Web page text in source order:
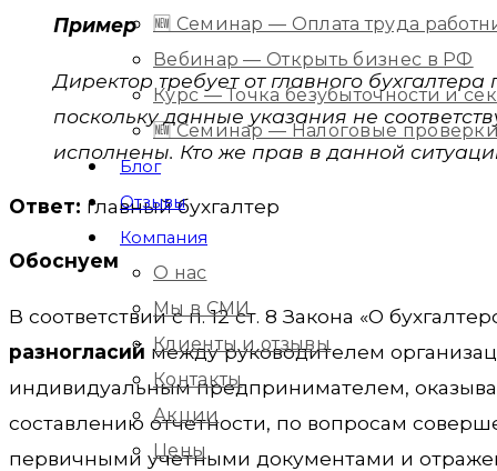
🆕 Семинар — Оплата труда
Вебинар — Открыть бизнес в РФ
Курс — Точка безубыточности и
🆕 Семинар — Налоговые проверки
Блог
Отзывы
Компания
О нас
Мы в СМИ
Клиенты и отзывы
Контакты
Акции
Цены
Пример
Директор требует от главного бухгалтера
поскольку данные указания не
исполнены. Кто же прав в данной
Ответ: главный бухгалтер
Обоснуем
В соответствии с п. 12 ст. 8 Закона «О
разногласий между руководителем
индивидуальным предпринимателем,
составлению отчетности, по вопросам
первичными учетными документами и